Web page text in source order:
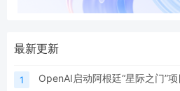
最新更新
1 OpenAI启动阿根廷“星际之门”